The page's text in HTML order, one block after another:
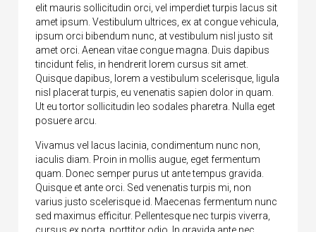
elit mauris sollicitudin orci, vel imperdiet turpis lacus sit
amet ipsum. Vestibulum ultrices, ex at congue vehicula,
ipsum orci bibendum nunc, at vestibulum nisl justo sit
amet orci. Aenean vitae congue magna. Duis dapibus
tincidunt felis, in hendrerit lorem cursus sit amet.
Quisque dapibus, lorem a vestibulum scelerisque, ligula
nisl placerat turpis, eu venenatis sapien dolor in quam.
Ut eu tortor sollicitudin leo sodales pharetra. Nulla eget
posuere arcu.
Vivamus vel lacus lacinia, condimentum nunc non,
iaculis diam. Proin in mollis augue, eget fermentum
quam. Donec semper purus ut ante tempus gravida.
Quisque et ante orci. Sed venenatis turpis mi, non
varius justo scelerisque id. Maecenas fermentum nunc
sed maximus efficitur. Pellentesque nec turpis viverra,